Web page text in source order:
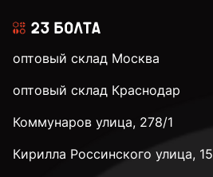
оптовый склад Москва
оптовый склад Краснодар
Коммунаров улица, 278/1
Кирилла Россинского улица, 15